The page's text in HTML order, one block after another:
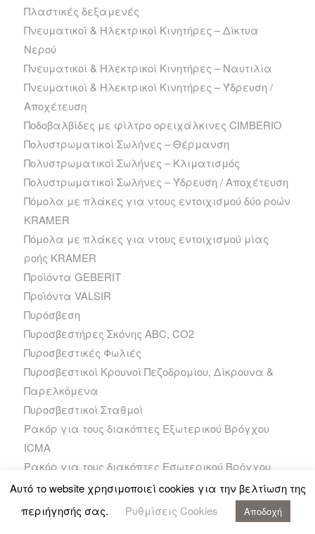
Πλαστικές δεξαμενές
Πνευματικοί & Ηλεκτρικοί Κινητήρες – Δίκτυα
Νερού
Πνευματικοί & Ηλεκτρικοί Κινητήρες – Ναυτιλία
Πνευματικοί & Ηλεκτρικοί Κινητήρες – Ύδρευση /
Αποχέτευση
Ποδοβαλβίδες με φίλτρο ορειχάλκινες CIMBERIO
Πολυστρωματικοί Σωλήνες – Θέρμανση
Πολυστρωματικοί Σωλήνες – Κλιματισμός
Πολυστρωματικοί Σωλήνες – Ύδρευση / Αποχέτευση
Πόμολα με πλάκες για ντους εντοιχισμού δύο ροών
KRAMER
Πόμολα με πλάκες για ντους εντοιχισμού μίας
ροής KRAMER
Προϊόντα GEBERIT
Προϊόντα VALSIR
Πυρόσβεση
Πυροσβεστήρες Σκόνης ABC, CO2
Πυροσβεστικές Φωλιές
Πυροσβεστικοί Κρουνοί Πεζοδρομίου, Δίκρουνα &
Παρελκόμενα
Πυροσβεστικοί Σταθμοί
Ρακόρ για τους διακόπτες Εξωτερικού Βρόγχου
ICMA
Ρακόρ για τους διακόπτες Εσωτερικού Βρόγχου
ICMA
Ρυθμιστής καύσης HONEYWELL
Αυτό το website χρησιμοποιεί cookies για την βελτίωση της
περιήγησής σας.
Ρυθμίσεις Cookies Αποδοχή